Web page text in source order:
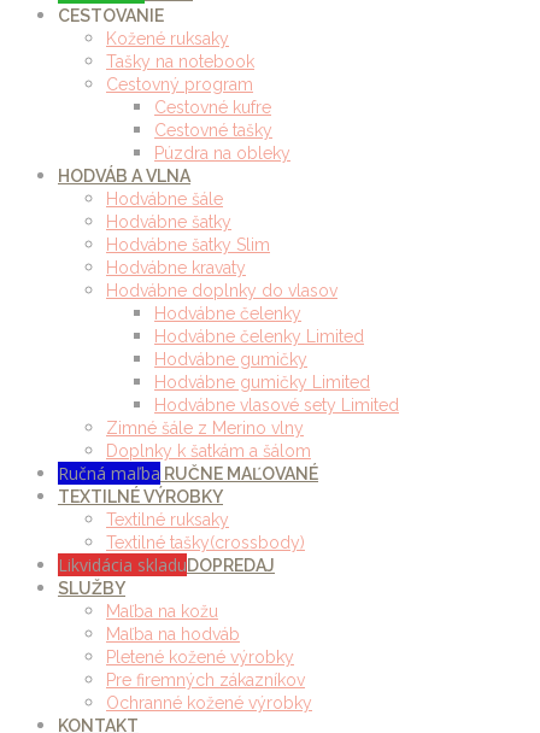
CESTOVANIE
Kožené ruksaky
Tašky na notebook
Cestovný program
Cestovné kufre
Cestovné tašky
Púzdra na obleky
HODVÁB A VLNA
Hodvábne šále
Hodvábne šatky
Hodvábne šatky Slim
Hodvábne kravaty
Hodvábne doplnky do vlasov
Hodvábne čelenky
Hodvábne čelenky Limited
Hodvábne gumičky
Hodvábne gumičky Limited
Hodvábne vlasové sety Limited
Zimné šále z Merino vlny
Doplnky k šatkám a šálom
Ručná maľba RUČNE MAĽOVANÉ
TEXTILNÉ VÝROBKY
Textilné ruksaky
Textilné tašky(crossbody)
Likvidácia skladuDOPREDAJ
SLUŽBY
Maľba na kožu
Maľba na hodváb
Pletené kožené výrobky
Pre firemných zákazníkov
Ochranné kožené výrobky
KONTAKT